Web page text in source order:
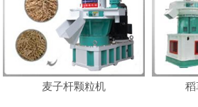
麦子杆颗粒机 稻